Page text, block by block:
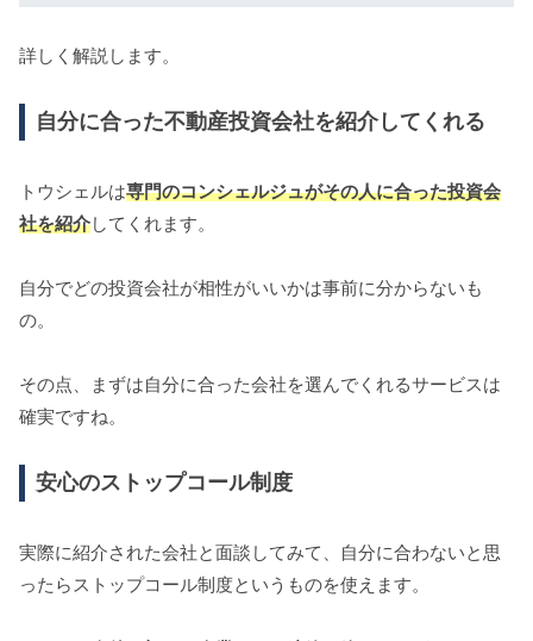
詳しく解説します。
自分に合った不動産投資会社を紹介してくれる
トウシェルは専門のコンシェルジュがその人に合った投資会
社を紹介してくれます。
自分でどの投資会社が相性がいいかは事前に分からないも
の。
その点、まずは自分に合った会社を選んでくれるサービスは
確実ですね。
安心のストップコール制度
実際に紹介された会社と面談してみて、自分に合わないと思
ったらストップコール制度というものを使えます。